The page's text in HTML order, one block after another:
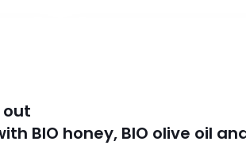
out
BIO honey, BIO olive oil